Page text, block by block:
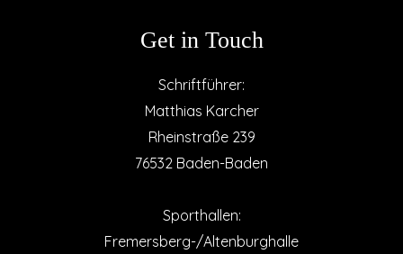
Get in Touch
Schriftführer:
Matthias Karcher
Rheinstraße 239
76532 Baden-Baden
Sporthallen:
Fremersberg-/Altenburghalle